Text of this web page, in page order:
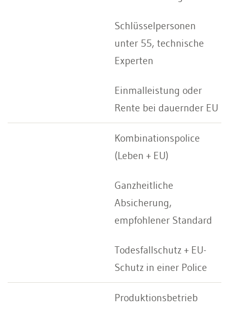
Schlüsselpersonen
unter 55, technische
Experten
Einmalleistung oder
Rente bei dauernder EU
Kombinationspolice
(Leben + EU)
Ganzheitliche
Absicherung,
empfohlener Standard
Todesfallschutz + EU-
Schutz in einer Police
Produktionsbetrieb